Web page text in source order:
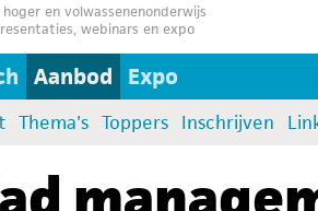
en volwassenenonderwijs
webinars en expo
Aanbod Expo
Thema's Toppers Inschrijven